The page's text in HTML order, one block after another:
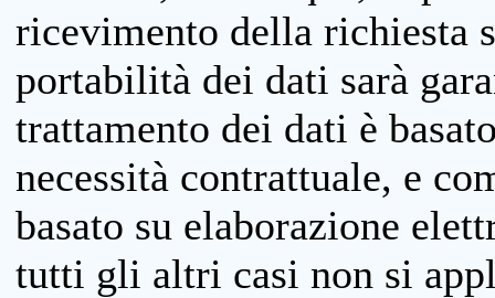
ricevimento della richiesta
portabilità dei dati sarà
trattamento dei dati è
necessità contrattuale, e
basato su elaborazione
tutti gli altri casi non si